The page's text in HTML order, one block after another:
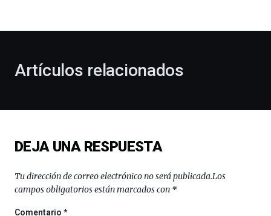
celebración
Bilbo
(BZP),
un
Artículos relacionados
DEJA UNA RESPUESTA
Tu dirección de correo electrónico no será publicada.Los
campos obligatorios están marcados con *
Comentario*